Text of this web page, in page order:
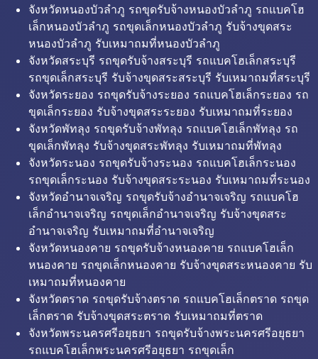
จังหวัดหนองบัวลำภู รถขุดรับจ้างหนองบัวลำภู รถแบคโฮ
เล็กหนองบัวลำภู รถขุดเล็กหนองบัวลำภู รับจ้างขุดสระ
หนองบัวลำภู รับเหมาถมที่หนองบัวลำภู
จังหวัดสระบุรี รถขุดรับจ้างสระบุรี รถแบคโฮเล็กสระบุรี
รถขุดเล็กสระบุรี รับจ้างขุดสระสระบุรี รับเหมาถมที่สระบุรี
จังหวัดระยอง รถขุดรับจ้างระยอง รถแบคโฮเล็กระยอง รถ
ขุดเล็กระยอง รับจ้างขุดสระระยอง รับเหมาถมที่ระยอง
จังหวัดพัทลุง รถขุดรับจ้างพัทลุง รถแบคโฮเล็กพัทลุง รถ
ขุดเล็กพัทลุง รับจ้างขุดสระพัทลุง รับเหมาถมที่พัทลุง
จังหวัดระนอง รถขุดรับจ้างระนอง รถแบคโฮเล็กระนอง
รถขุดเล็กระนอง รับจ้างขุดสระระนอง รับเหมาถมที่ระนอง
จังหวัดอำนาจเจริญ รถขุดรับจ้างอำนาจเจริญ รถแบคโฮ
เล็กอำนาจเจริญ รถขุดเล็กอำนาจเจริญ รับจ้างขุดสระ
อำนาจเจริญ รับเหมาถมที่อำนาจเจริญ
จังหวัดหนองคาย รถขุดรับจ้างหนองคาย รถแบคโฮเล็ก
หนองคาย รถขุดเล็กหนองคาย รับจ้างขุดสระหนองคาย รับ
เหมาถมที่หนองคาย
จังหวัดตราด รถขุดรับจ้างตราด รถแบคโฮเล็กตราด รถขุด
เล็กตราด รับจ้างขุดสระตราด รับเหมาถมที่ตราด
จังหวัดพระนครศรีอยุธยา รถขุดรับจ้างพระนครศรีอยุธยา
รถแบคโฮเล็กพระนครศรีอยุธยา รถขุดเล็ก